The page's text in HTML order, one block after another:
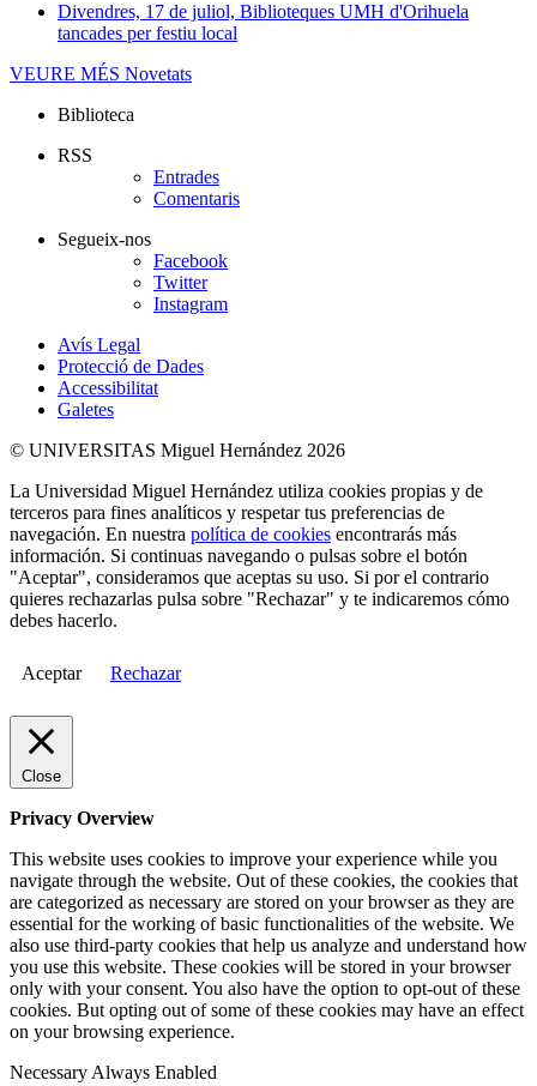
Divendres, 17 de juliol, Biblioteques UMH d'Orihuela
tancades per festiu local
VEURE MÉS Novetats
Biblioteca
RSS
Entrades
Comentaris
Segueix-nos
Facebook
Twitter
Instagram
Avís Legal
Protecció de Dades
Accessibilitat
Galetes
© UNIVERSITAS Miguel Hernández 2026
La Universidad Miguel Hernández utiliza cookies propias y de
terceros para fines analíticos y respetar tus preferencias de
navegación. En nuestra política de cookies encontrarás más
información. Si continuas navegando o pulsas sobre el botón
"Aceptar", consideramos que aceptas su uso. Si por el contrario
quieres rechazarlas pulsa sobre "Rechazar" y te indicaremos cómo
debes hacerlo.
Aceptar Rechazar
Close
Privacy Overview
This website uses cookies to improve your experience while you
navigate through the website. Out of these cookies, the cookies that
are categorized as necessary are stored on your browser as they are
essential for the working of basic functionalities of the website. We
also use third-party cookies that help us analyze and understand how
you use this website. These cookies will be stored in your browser
only with your consent. You also have the option to opt-out of these
cookies. But opting out of some of these cookies may have an effect
on your browsing experience.
Necessary Always Enabled